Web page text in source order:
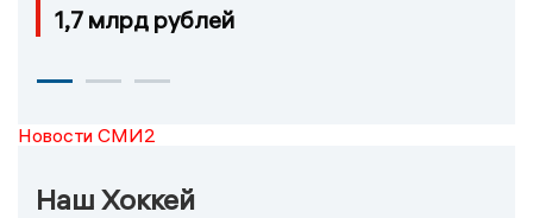
1,7 млрд рублей
Новости СМИ2
Наш Хоккей